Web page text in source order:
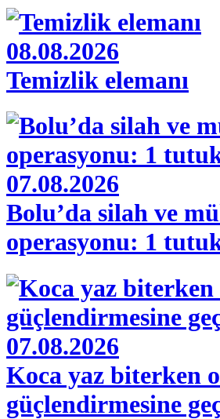
08.08.2026
Temizlik elemanı
07.08.2026
Bolu’da silah ve
operasyonu: 1
07.08.2026
Koca yaz biterken
güçlendirmesine